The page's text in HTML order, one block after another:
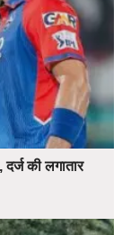
की लगातार